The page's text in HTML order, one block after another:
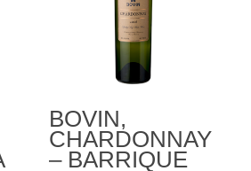
BOVIN,
CHARDONNAY
– BARRIQUE